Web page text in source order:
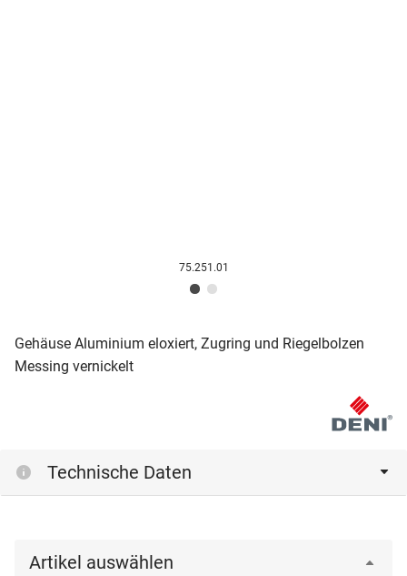
75.251.01
Gehäuse Aluminium eloxiert, Zugring und Riegelbolzen
Messing vernickelt
Technische Daten
Artikel auswählen